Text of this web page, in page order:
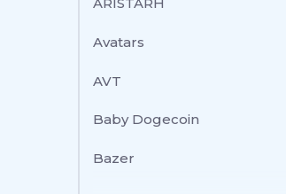
Avatars
AVT
Baby Dogecoin
Bazer